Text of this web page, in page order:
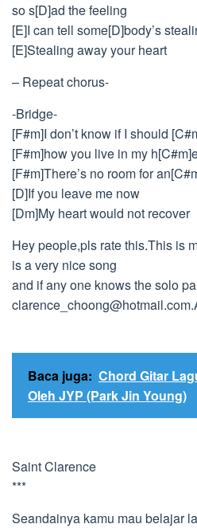
so s[D]ad the feeling
[E]I can tell some[D]body’s
[E]Stealing away your heart
– Repeat chorus-
-Bridge-
[F#m]I don’t know if I should
[F#m]how you live in my
[F#m]There’s no room for
[D]If you leave me now
[Dm]My heart would not recover
Hey people,pls rate this.This is
is a very nice song
and if any one knows the solo
Baca juga: Chord Gitar
Oleh JYP (Park Jin Young)
Saint Clarence
***
Seandainya kamu mau belajar